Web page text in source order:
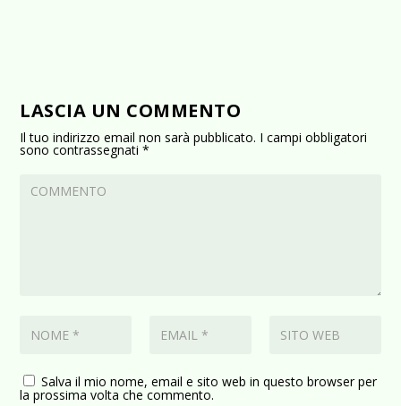
LASCIA UN COMMENTO
Il tuo indirizzo email non sarà pubblicato. I campi obbligatori
sono contrassegnati*
Salva il mio nome, email e sito web in questo browser per
la prossima volta che commento.